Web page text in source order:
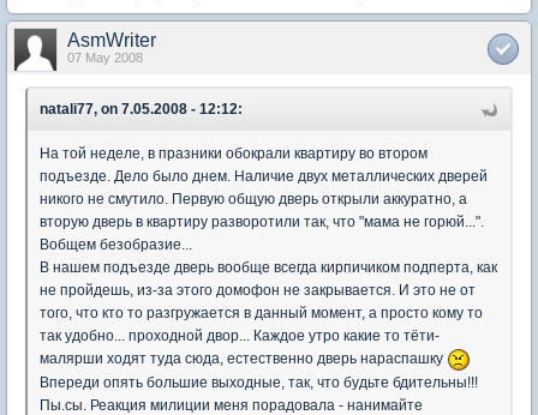
AsmWriter
07 May 2008
natali77, on 7.05.2008 - 12:12:
На той неделе, в празники обокрали квартиру во втором
подъезде. Дело было днем. Наличие двух металлических дверей
никого не смутило. Первую общую дверь открыли аккуратно, а
вторую дверь в квартиру разворотили так, что "мама не горюй...".
Вобщем безобразие...
В нашем подъезде дверь вообще всегда кирпичиком подперта, как
не пройдешь, из-за этого домофон не закрывается. И это не от
того, что кто то разгружается в данный момент, а просто кому то
так удобно... проходной двор... Каждое утро какие то тёти-
малярши ходят туда сюда, естественно дверь нараспашку
Впереди опять большие выходные, так, что будьте бдительны!!!
Пы.сы. Реакция милиции меня порадовала - нанимайте